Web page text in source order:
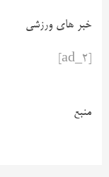
خبر های ورزشی
منبع